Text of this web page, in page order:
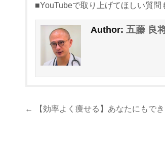
■YouTubeで取り上げてほしい質問
Author:五藤 良
投
← 【効率よく痩せる】あなたにもでき